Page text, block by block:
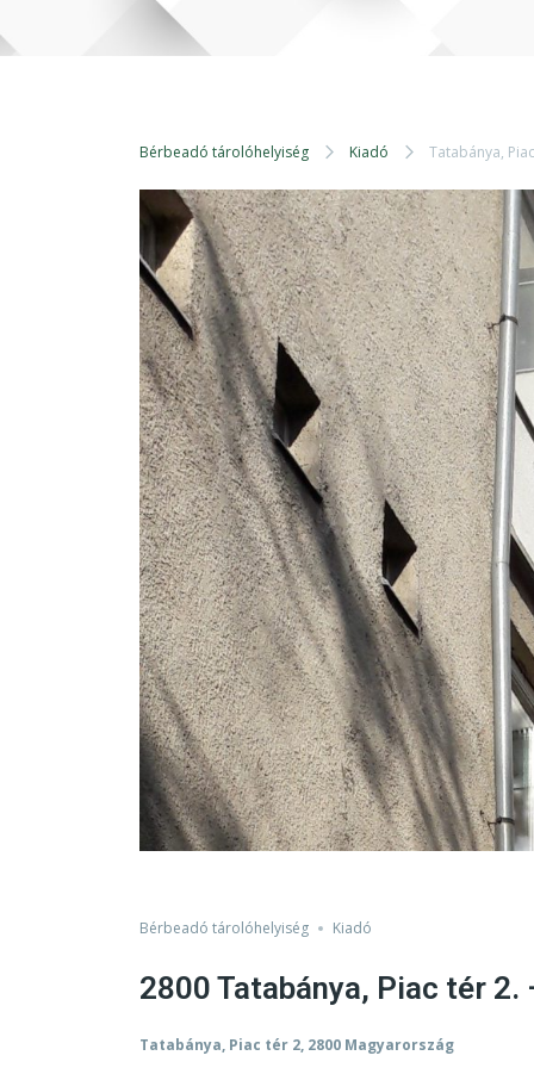
Bérbeadó tárolóhelyiség Kiadó Tatabánya,
Bérbeadó tárolóhelyiség Kiadó
2800 Tatabánya, Piac tér
Tatabánya, Piac tér 2, 2800 Magyarország